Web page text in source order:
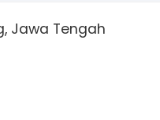
Jawa Tengah